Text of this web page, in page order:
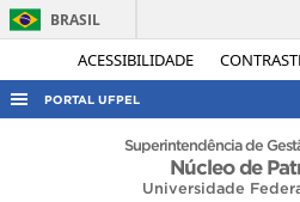
ACESSIBILIDADE
BRASIL
PORTAL UFPEL
ACESSO À INFORMAÇÃO
Superintendência de
Núcleo de
Universidade